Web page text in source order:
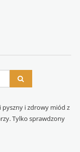
pyszny i zdrowy miód z
Tylko sprawdzony